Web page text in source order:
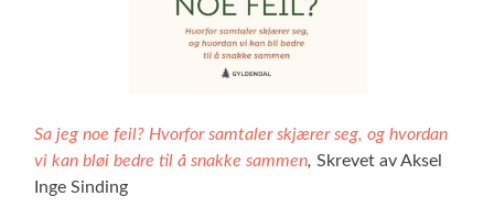
Sa jeg noe feil? Hvorfor samtaler skjærer seg, og hvordan
vi kan bløi bedre til å snakke sammen, Skrevet av Aksel
Inge Sinding